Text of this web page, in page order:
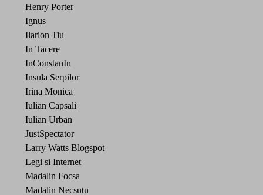
Henry Porter
Ignus
Ilarion Tiu
In Tacere
InConstanIn
Insula Serpilor
Irina Monica
Iulian Capsali
Iulian Urban
JustSpectator
Larry Watts Blogspot
Legi si Internet
Madalin Focsa
Madalin Necsutu